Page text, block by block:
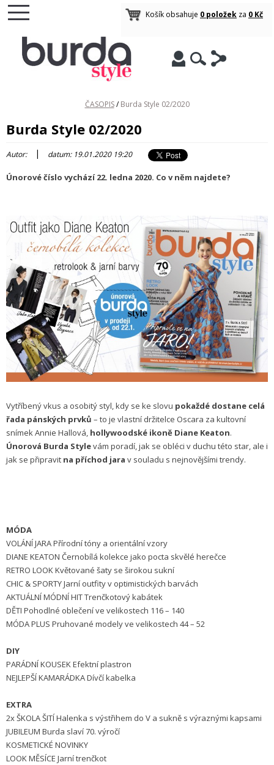
Košík obsahuje 0 položek za 0 Kč
ČASOPIS / Burda Style 02/2020
Burda Style 02/2020
Autor: | datum: 19.01.2020 19:20
Únorové číslo vychází 22. ledna 2020. Co v něm najdete?
Vytříbený vkus a osobitý styl, kdy se ke slovu pokaždé dostane celá
řada pánských prvků – to je vlastní držitelce Oscara za kultovní
snímek Annie Hallová, hollywoodské ikoně Diane Keaton.
Únorová Burda Stylevám poradí, jak se obléci v duchu této star, ale i
jak se připravit na příchod jara v souladu s nejnovějšími trendy.
MÓDA
VOLÁNÍ JARA Přírodní tóny a orientální vzory
DIANE KEATON Černobílá kolekce jako pocta skvělé herečce
RETRO LOOK Květované šaty se širokou sukní
CHIC & SPORTY Jarní outfity v optimistických barvách
AKTUÁLNÍ MÓDNÍ HIT Trenčkotový kabátek
DĚTI Pohodlné oblečení ve velikostech 116 – 140
MÓDA PLUS Pruhované modely ve velikostech 44 – 52
DIY
PARÁDNÍ KOUSEK Efektní plastron
NEJLEPŠÍ KAMARÁDKA Dívčí kabelka
EXTRA
2x ŠKOLA ŠITÍ Halenka s výstřihem do V a sukně s výraznými kapsami
JUBILEUM Burda slaví 70. výročí
KOSMETICKÉ NOVINKY
LOOK MĚSÍCE Jarní trenčkot